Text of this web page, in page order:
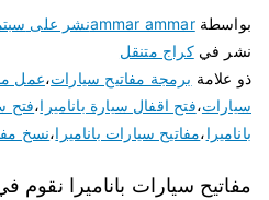
بواسطةammar ammarنشر على سبتمبر
نشر فيكراج متنقل
ذو علامة برمجة مفاتيح سيارات،عمل
سيارات،فتح اقفال سيارة باناميرا،فتح
باناميرا،مفاتيح سيارات باناميرا،نسخ
مفاتيح سيارات باناميرا نقوم